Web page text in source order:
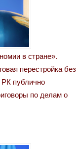
в стране».
перестройка без
публично
по делам о